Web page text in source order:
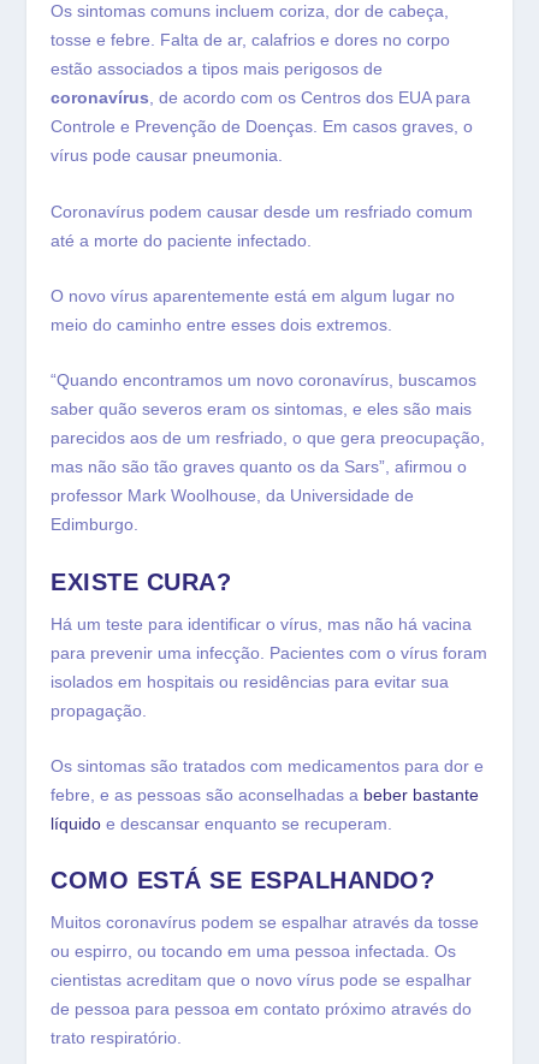
Os sintomas comuns incluem coriza, dor de cabeça,
tosse e febre. Falta de ar, calafrios e dores no corpo
estão associados a tipos mais perigosos de
coronavírus , de acordo com os Centros dos EUA para
Controle e Prevenção de Doenças. Em casos graves, o
vírus pode causar pneumonia.
Coronavírus podem causar desde um resfriado comum
até a morte do paciente infectado.
O novo vírus aparentemente está em algum lugar no
meio do caminho entre esses dois extremos.
“Quando encontramos um novo coronavírus, buscamos
saber quão severos eram os sintomas, e eles são mais
parecidos aos de um resfriado, o que gera preocupação,
mas não são tão graves quanto os da Sars”, afirmou o
professor Mark Woolhouse, da Universidade de
Edimburgo.
EXISTE CURA?
Há um teste para identificar o vírus, mas não há vacina
para prevenir uma infecção. Pacientes com o vírus foram
isolados em hospitais ou residências para evitar sua
propagação.
Os sintomas são tratados com medicamentos para dor e
febre, e as pessoas são aconselhadas a beber bastante
líquido e descansar enquanto se recuperam.
COMO ESTÁ SE ESPALHANDO?
Muitos coronavírus podem se espalhar através da tosse
ou espirro, ou tocando em uma pessoa infectada. Os
cientistas acreditam que o novo vírus pode se espalhar
de pessoa para pessoa em contato próximo através do
trato respiratório.